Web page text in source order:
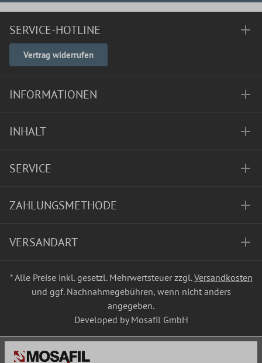
SERVICE-HOTLINE
Vertrag widerrufen
INFORMATIONEN
INHALT
SERVICE
ZAHLUNGSMETHODE
VERSANDART
* Alle Preise inkl. gesetzl. Mehrwertsteuer zzgl.Versandkosten
und ggf. Nachnahmegebühren, wenn nicht anders
angegeben.
Developed by Mosafil GmbH